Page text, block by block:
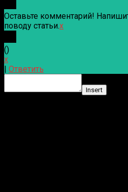
Оставьте комментарий!
поводу статьи.x
()
x
Ответить
Insert